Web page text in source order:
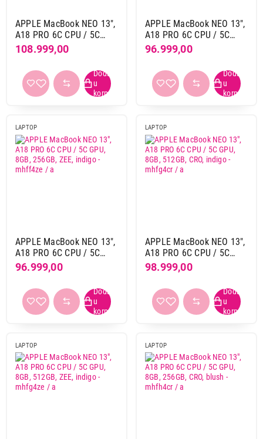
Serija procesora
Apple a18 pro
16
Apple m3 pro
Apple m5
32
Apple m5 max
9
Grafika
integrisana
70
zasebna
Model grafike
Apple a18 pro
Apple m4
1
Apple m5
32
Primeni filtere
APPLE MacBook NEO 13",
A18 PRO 6C CPU / 5C
GPU, 8GB, 512GB, ZEE,
citrus - mhfe4ze / a
108.999,00
APPLE MacBook NEO 13",
A18 PRO 6C CPU / 5C
GPU, 8GB, 256GB, CRO,
indigo - mhff4cr / a
96.999,00
LAPTOP
APPLE MacBook NEO 13",
A18 PRO 6C CPU / 5C
GPU, 8GB, 256GB, ZEE,
indigo - mhff4ze / a
96.999,00
LAPTOP
APPLE MacBook NEO 13",
A18 PRO 6C CPU / 5C
GPU, 8GB, 512GB, CRO,
indigo - mhfg4cr / a
98.999,00
LAPTOP LAPTOP
APPLE MacBook Pro 14" /M3 PRO
11C/14C GPU/18G/512G, SPACE BLACK,
ZEE - mrx33ze/a
Proizvod je dodat u korpu.
Nastavi kupovinu